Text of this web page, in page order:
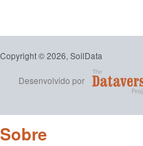
Copyright © 2026, SoilData
Desenvolvido por
Sobre